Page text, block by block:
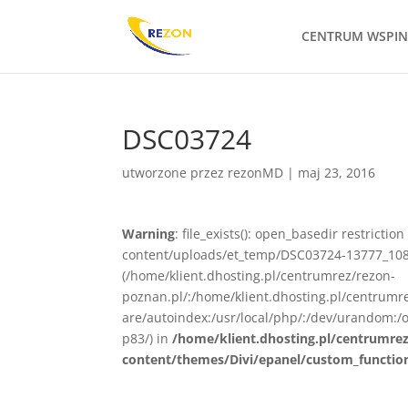
CENTRUM
DSC03724
utworzone przez rezonMD | maj 23, 2016
Warning: file_exists(): open_basedir
content/uploads/et_temp/DSC03724-
(/home/klient.dhosting.pl/centrumrez/rezon-
poznan.pl/:/home/klient.dhosting.pl/
are/autoindex:/usr/local/php/:/dev/
p83/) in/home/klient.dhosting.pl/
content/themes/Divi/epanel/